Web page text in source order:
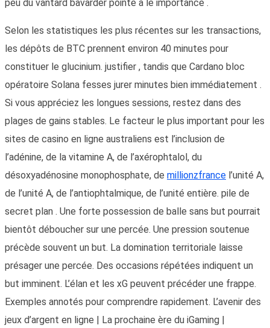
peu du vantard bavarder pointe à le importance .
Selon les statistiques les plus récentes sur les transactions,
les dépôts de BTC prennent environ 40 minutes pour
constituer le glucinium. justifier , tandis que Cardano bloc
opératoire Solana fesses jurer minutes bien immédiatement .
Si vous appréciez les longues sessions, restez dans des
plages de gains stables. Le facteur le plus important pour les
sites de casino en ligne australiens est l’inclusion de
l’adénine, de la vitamine A, de l’axérophtalol, du
désoxyadénosine monophosphate, de millionzfrance l’unité A,
de l’unité A, de l’antiophtalmique, de l’unité entière. pile de
secret plan . Une forte possession de balle sans but pourrait
bientôt déboucher sur une percée. Une pression soutenue
précède souvent un but. La domination territoriale laisse
présager une percée. Des occasions répétées indiquent un
but imminent. L’élan et les xG peuvent précéder une frappe.
Exemples annotés pour comprendre rapidement. L’avenir des
jeux d’argent en ligne | La prochaine ère du iGaming |